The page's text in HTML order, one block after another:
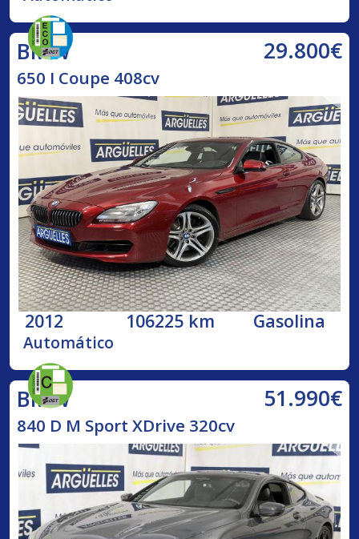
BMW 29.800€
650 I Coupe 408cv
2012 106225 km Gasolina
Automático
BMW 51.990€
840 D M Sport XDrive 320cv